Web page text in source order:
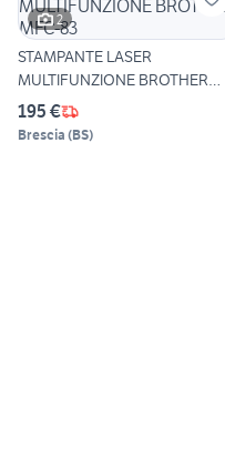
2
STAMPANTE LASER
MULTIFUNZIONE BROTHER
MFC-83
195 €
Brescia (BS)